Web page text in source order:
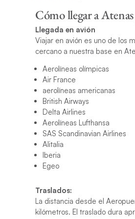
Cómo llegar a
Llegada en avión
Viajar en avión es uno de los
cercano a nuestra base en
Aerolíneas olímpicas
Air France
aerolíneas americanas
British Airways
Delta Airlines
Aerolíneas Lufthansa
SAS Scandinavian Airlines
Alitalia
Iberia
Egeo
Traslados:
La distancia desde el
kilómetros. El traslado dura